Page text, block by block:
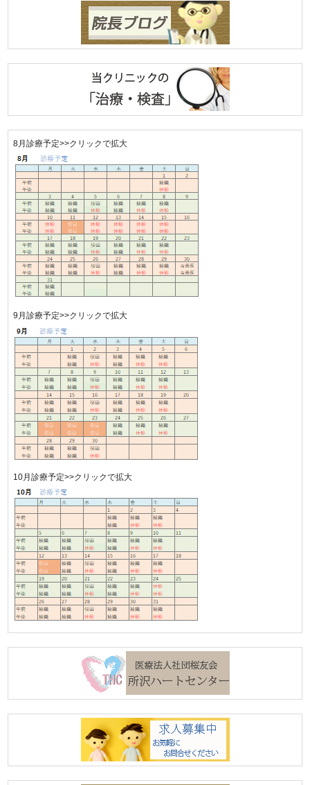
8月診療予定>>クリックで拡大
9月診療予定>>クリックで拡大
10月診療予定>>クリックで拡大